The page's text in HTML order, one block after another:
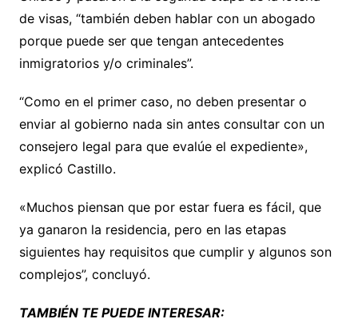
de visas, “también deben hablar con un abogado
porque puede ser que tengan antecedentes
inmigratorios y/o criminales”.
“Como en el primer caso, no deben presentar o
enviar al gobierno nada sin antes consultar con un
consejero legal para que evalúe el expediente»,
explicó Castillo.
«Muchos piensan que por estar fuera es fácil, que
ya ganaron la residencia, pero en las etapas
siguientes hay requisitos que cumplir y algunos son
complejos”, concluyó.
TAMBIÉN TE PUEDE INTERESAR: